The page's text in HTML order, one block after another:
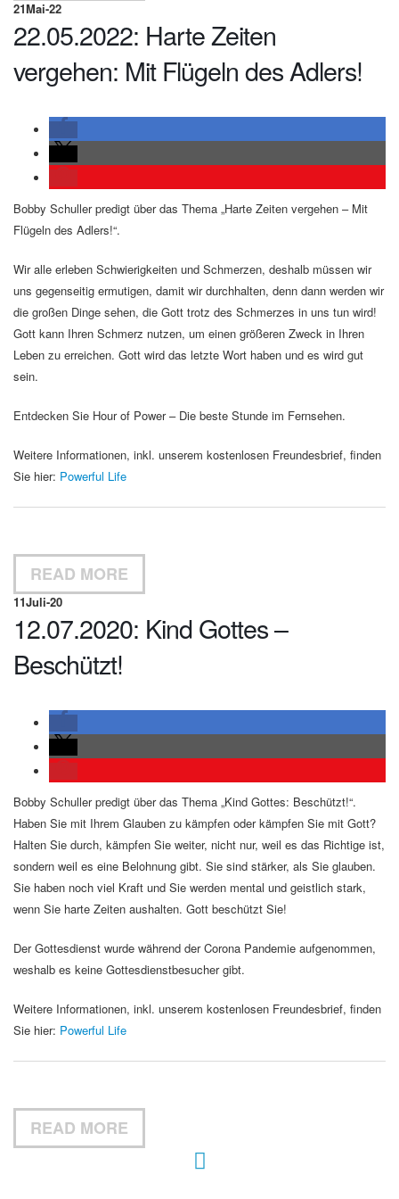
21Mai-22
22.05.2022: Harte Zeiten
vergehen: Mit Flügeln des Adlers!
Bobby Schuller predigt über das Thema „Harte Zeiten vergehen – Mit
Flügeln des Adlers!“.
Wir alle erleben Schwierigkeiten und Schmerzen, deshalb müssen wir
uns gegenseitig ermutigen, damit wir durchhalten, denn dann werden wir
die großen Dinge sehen, die Gott trotz des Schmerzes in uns tun wird!
Gott kann Ihren Schmerz nutzen, um einen größeren Zweck in Ihren
Leben zu erreichen. Gott wird das letzte Wort haben und es wird gut
sein.
Entdecken Sie Hour of Power – Die beste Stunde im Fernsehen.
Weitere Informationen, inkl. unserem kostenlosen Freundesbrief, finden
Sie hier: Powerful Life
READ MORE
11Juli-20
12.07.2020: Kind Gottes –
Beschützt!
Bobby Schuller predigt über das Thema „Kind Gottes: Beschützt!“.
Haben Sie mit Ihrem Glauben zu kämpfen oder kämpfen Sie mit Gott?
Halten Sie durch, kämpfen Sie weiter, nicht nur, weil es das Richtige ist,
sondern weil es eine Belohnung gibt. Sie sind stärker, als Sie glauben.
Sie haben noch viel Kraft und Sie werden mental und geistlich stark,
wenn Sie harte Zeiten aushalten. Gott beschützt Sie!
Der Gottesdienst wurde während der Corona Pandemie aufgenommen,
weshalb es keine Gottesdienstbesucher gibt.
Weitere Informationen, inkl. unserem kostenlosen Freundesbrief, finden
Sie hier: Powerful Life
READ MORE